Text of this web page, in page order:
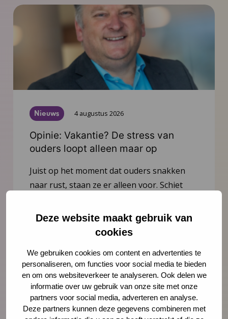
Deze website maakt gebruik van
cookies
We gebruiken cookies om content en advertenties te
personaliseren, om functies voor social media te bieden
en om ons websiteverkeer te analyseren. Ook delen we
informatie over uw gebruik van onze site met onze
partners voor social media, adverteren en analyse.
Deze partners kunnen deze gegevens combineren met
Nieuws 4 augustus 2026
Opinie: Vakantie? De stress van
ouders loopt alleen maar op
Juist op het moment dat ouders snakken
naar rust, staan ze er alleen voor. Schiet
bestuurder van het Nederlands Centrum
Jeugdgezondheid.
Lees meer